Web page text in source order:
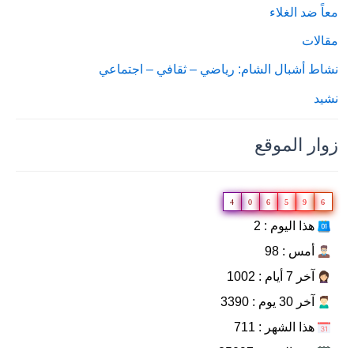
معاً ضد الغلاء
مقالات
نشاط أشبال الشام: رياضي – ثقافي – اجتماعي
نشيد
زوار الموقع
4 0 6 5 9 6
هذا اليوم : 2
أمس : 98
آخر 7 أيام : 1002
آخر 30 يوم : 3390
هذا الشهر : 711